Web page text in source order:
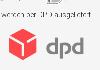
per DPD ausgeliefert.